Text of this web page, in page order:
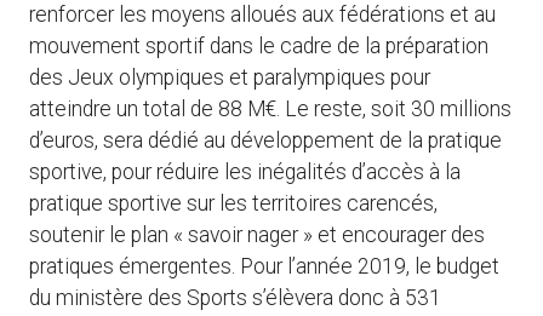
renforcer les moyens alloués aux fédérations et au
mouvement sportif dans le cadre de la préparation
des Jeux olympiques et paralympiques pour
atteindre un total de 88 M€. Le reste, soit 30 millions
d’euros, sera dédié au développement de la pratique
sportive, pour réduire les inégalités d’accès à la
pratique sportive sur les territoires carencés,
soutenir le plan « savoir nager » et encourager des
pratiques émergentes. Pour l’année 2019, le budget
du ministère des Sports s’élèvera donc à 531